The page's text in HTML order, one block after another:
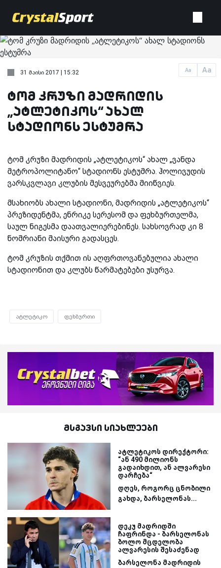
Aa Aa
31 მაისი 2017 | 15:32
ტომ კრუზი მადრიდის
„ატლეტიკოს“ ახალ
სტადიონს ესტუმრა
ტომ კრუზი მადრიდის „ატლეტიკოს“ ახალ „ვანდა
მეტროპოლიტანო“ სტადიონს ესტუმრა. ჰოლივუდის
ვარსკვლავი კლუბის მესვეურებმა მიიწვიეს.
მსახიობს ახალი სტადიონი, მადრიდის „ატლეტიკოს“
პრეზიდენტმა, ენრიკე სერესომ და ფეხბურთელმა,
საულ ნიგესმა დაათვალიერებინეს. სახსოვრად კი 8
ნომრიანი მაისური გადასცეს.
ტომ კრუზის თქმით ის აღფრთოვანებულია ახალი
სტადიონით და კლუბს წარმატებები უსურვა.
ატლეტიკო ფეხბურთი
მსგავსი სიახლეები
ატლეტიკოს დირექტორი:
“ან 490 მილიონს
გადაიხდით, ან ალვარესი
დარჩება“
დღეს, როგორც ცნობილი
გახდა, ბარსელონას...
დეკუ მადრიდში
ჩაფრინდა - ბარსელონას
ბოლო მცდელობა
ალვარესის შესაძენად
ბარსელონა მადრიდის